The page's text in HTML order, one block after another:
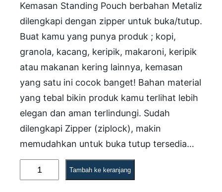
Kemasan Standing Pouch berbahan Metaliz
dilengkapi dengan zipper untuk buka/tutup.
Buat kamu yang punya produk ; kopi,
granola, kacang, keripik, makaroni, keripik
atau makanan kering lainnya, kemasan
yang satu ini cocok banget! Bahan material
yang tebal bikin produk kamu terlihat lebih
elegan dan aman terlindungi. Sudah
dilengkapi Zipper (ziplock), makin
memudahkan untuk buka tutup tersedia…
u
Tambah ke keranjang